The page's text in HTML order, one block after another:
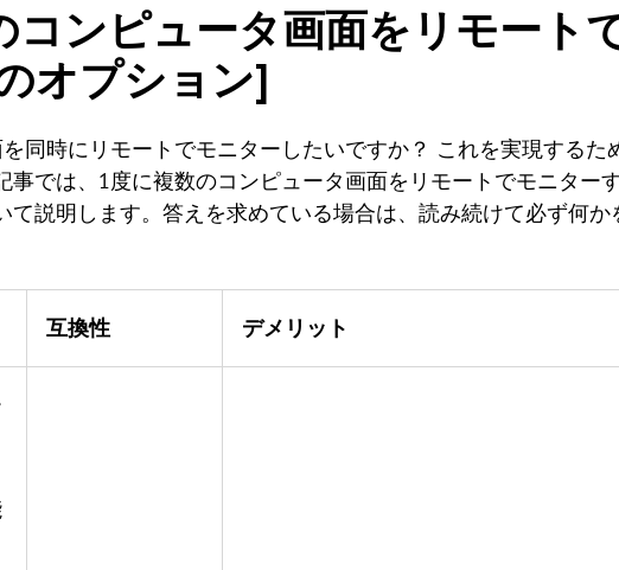
コンピュータ画面をリモート
オプション]
同時にリモートでモニターしたいですか？ これを実現するた
では、1度に複数のコンピュータ画面をリモートでモニター
説明します。答えを求めている場合は、読み続けて必ず何か
互換性 デメリット